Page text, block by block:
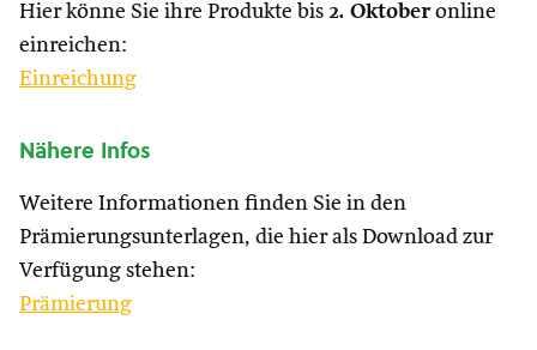
Hier könne Sie ihre Produkte bis 2. Oktoberonline
einreichen:
Einreichung
Nähere Infos
Weitere Informationen finden Sie in den
Prämierungsunterlagen, die hier als Download zur
Verfügung stehen:
Prämierung